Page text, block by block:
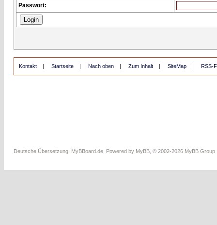
Passwort:
Kontakt | Startseite | Nach oben | Zum Inhalt | SiteMap | RSS-
Deutsche Übersetzung: MyBBoard.de , Powered by MyBB , © 2002-2026 MyBB Group